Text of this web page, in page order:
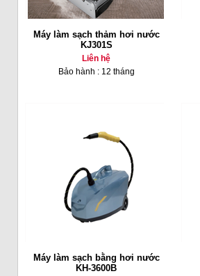
Máy làm sạch thảm hơi nước
KJ301S
Liên hệ
Bảo hành : 12 tháng
Máy làm sạch bằng hơi nước
KH-3600B